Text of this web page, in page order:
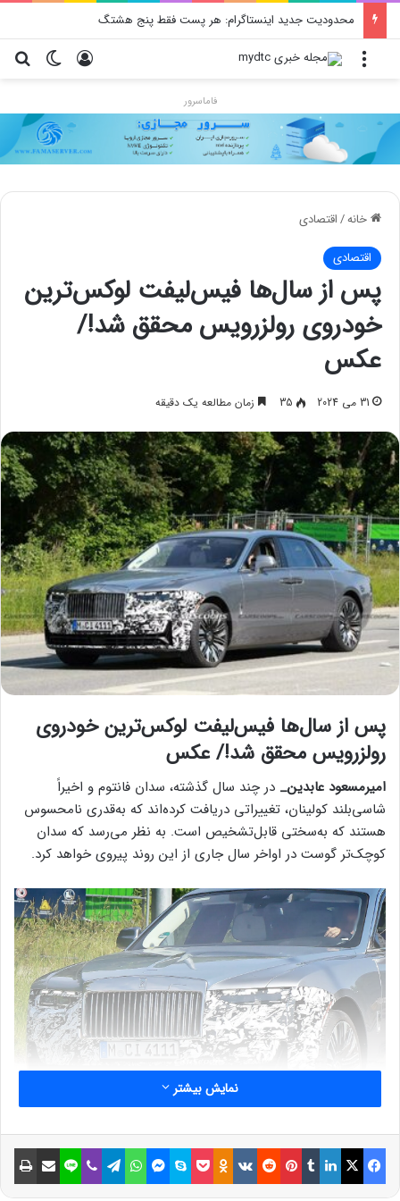
محدودیت جدید اینستاگرام: هر پست فقط پنج هشتگ
تغییر ورود منو
فاماسرور
خانه/اقتصادی
اقتصادی
پس از سال‌ها فیس‌لیفت لوکس‌ترین
خودروی رولزرویس محقق شد!/
عکس
31 می 2024 35 زمان مطالعه یک دقیقه
پس از سال‌ها فیس‌لیفت لوکس‌ترین خودروی
رولزرویس محقق شد!/ عکس
امیرمسعود عابدین_ در چند سال گذشته، سدان فانتوم و اخیراً
شاسی‌بلند کولینان، تغییراتی دریافت کرده‌اند که به‌قدری نامحسوس
هستند که به‌سختی قابل‌تشخیص است. به نظر می‌رسد که سدان
کوچک‌تر گوست در اواخر سال جاری از این روند پیروی خواهد کرد.
آخرین بار نسخه اصلاح‌شده گوست در حال انجام آزمایش‌های
نمایش بیشتر
فیسبوک ایکس لینکداین تامبلر پینتریست Reddit
VKontakte
Odnoklassniki پاکت اسکایپ مسنجر واتس آپ تلگرام وایبر لاین اشتراک گذاری با ایمیل